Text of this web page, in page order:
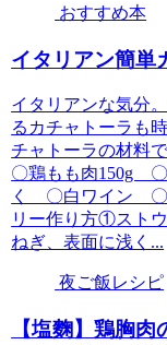
おすすめ本
イタリアン簡単
イタリアンな気分
るカチャトーラも
チャトーラの材料
〇鶏もも肉150g
く 〇白ワイン
リー作り方①スト
ねぎ、表面に浅く...
夜ご飯レシピ
【塩麴】鶏胸